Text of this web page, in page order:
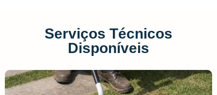
Serviços Técnicos
Disponíveis